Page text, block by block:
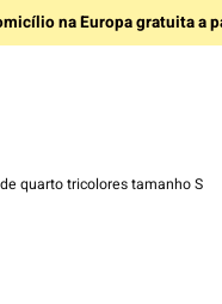
na Europa gratuita a
quarto tricolores tamanho S